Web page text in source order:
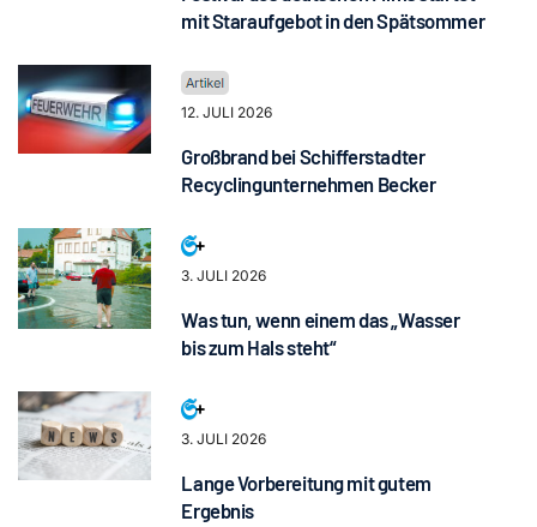
mit Staraufgebot in den Spätsommer
12. JULI 2026
Großbrand bei Schifferstadter
Recyclingunternehmen Becker
3. JULI 2026
Was tun, wenn einem das „Wasser
bis zum Hals steht“
3. JULI 2026
Lange Vorbereitung mit gutem
Ergebnis